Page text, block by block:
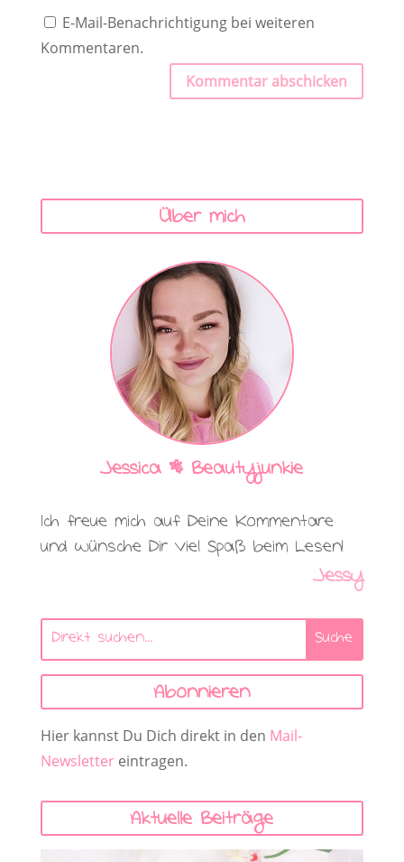
E-Mail-Benachrichtigung bei weiteren
Kommentaren.
Kommentar abschicken
Über mich
Jessica | Beautyjunkie
Ich freue mich auf Deine Kommentare
und wünsche Dir viel Spaß beim Lesen!
Jessy
Abonnieren
Hier kannst Du Dich direkt in den Mail-
Newslettereintragen.
Aktuelle Beiträge